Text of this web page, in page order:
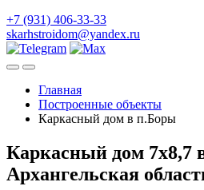
+7 (931) 406-33-33
skarhstroidom@yandex.ru
Главная
Построенные объекты
Каркасный дом в п.Боры
Каркасный дом 7х8,7
Архангельская